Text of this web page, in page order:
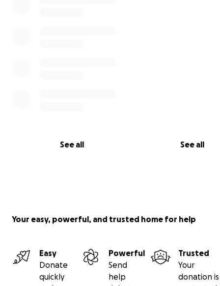
See all See all
Your easy, powerful, and trusted home for help
Easy
Donate
quickly
Powerful
Send
help
Trusted
Your
donation is